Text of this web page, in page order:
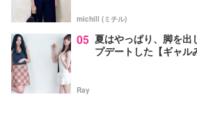
michill (ミチル)
05 夏はやっぱり、脚を出
プデートした【ギャ
Ray